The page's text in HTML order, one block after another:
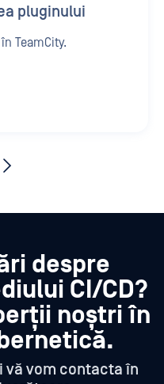
pluginului
TeamCity.
despre
CI/CD?
noștri în
vă vom contacta în